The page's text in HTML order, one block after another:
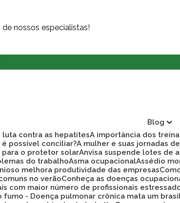
nossos especialistas!
Blog
luta contra as hepatites
A importância dos
é possível conciliar?
A mulher e suas jornadas
para o protetor solar Anvisa suspende lotes
do trabalho Asma ocupacional Assédio
melhora produtividade das empresas
no verão
Conheça as doenças
com maior número de profissionais
fumo - Doença pulmonar crônica mata um